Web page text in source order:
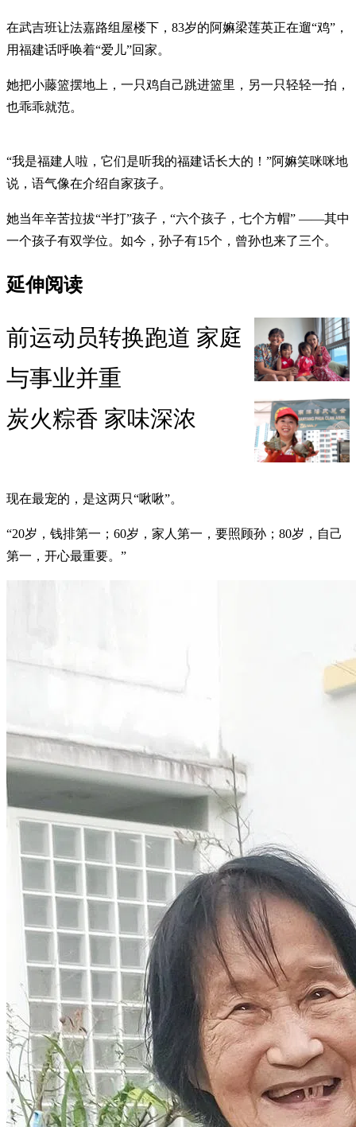
在武吉班让法嘉路组屋楼下，83岁的阿嫲梁莲英正在遛“鸡”，
用福建话呼唤着“爱儿”回家。
她把小藤篮摆地上，一只鸡自己跳进篮里，另一只轻轻一拍，
也乖乖就范。
“我是福建人啦，它们是听我的福建话长大的！”阿嫲笑咪咪地
说，语气像在介绍自家孩子。
她当年辛苦拉拔“半打”孩子，“六个孩子，七个方帽” ——其中
一个孩子有双学位。如今，孙子有15个，曾孙也来了三个。
延伸阅读
前运动员转换跑道 家庭
与事业并重
炭火粽香 家味深浓
现在最宠的，是这两只“啾啾”。
“20岁，钱排第一；60岁，家人第一，要照顾孙；80岁，自己
第一，开心最重要。”